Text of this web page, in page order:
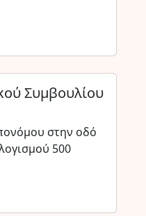
Συμβουλίου
στην οδό
500